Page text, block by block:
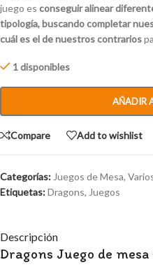
juego es conseguir alinear
tipología, buscando completar
cuál es el de nuestros contrarios
1 disponibles
AÑADIR
Compare Add to wishlist
Categorías: Juegos de Mesa,
Etiquetas:Dragons, Juegos
Descripción
Dragons Juego de mesa